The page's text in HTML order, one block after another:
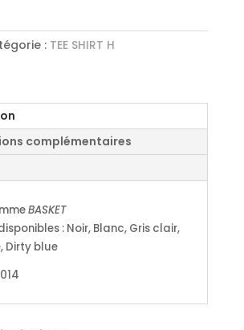
: TEE SHIRT H
complémentaires
BASKET
: Noir, Blanc, Gris clair,
Dirty blue